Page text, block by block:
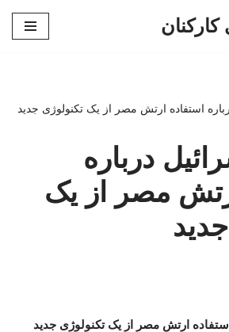
استفاده ارتش مصر از یک تکنولوژی جدید
درباره
مصر از یک
ارتش مصر از یک تکنولوژی جدید